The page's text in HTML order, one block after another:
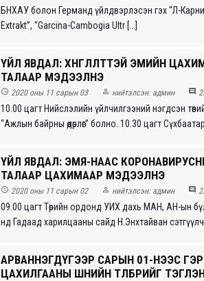
БНХАУ болон Германд үйлдвэрлэсэн гэх “Л-
Extrakt”, “Garcina-Cambogia Ultr [...]
ҮЙЛ ЯВДАЛ: ХӨНГӨЛӨЛТТЭЙ ЭМИЙН
ТАЛААР МЭДЭЭЛНЭ
 2020 оны 11 сарын 03  нийтэлсэн: админ 
10.00 цагт Нийслэлийн үйлчилгээний нэгдсэн
“Ажлын байрны өдөрлөг” болно. 10.30 цагт
ҮЙЛ ЯВДАЛ: ЭМЯ-НААС
ТАЛААР ЦАХИМААР МЭДЭЭЛНЭ
 2020 оны 11 сарын 02  нийтэлсэн: админ 
09.00 цагт Төрийн ордонд УИХ дахь МАН, АН-ын
нд Гадаад харилцааны сайд Н.Энхтайван
АРВАННЭГДҮГЭЭР САРЫН 01-НЭЭС
ЦАХИЛГААНЫ ШӨНИЙН ТӨЛБӨРИЙГ